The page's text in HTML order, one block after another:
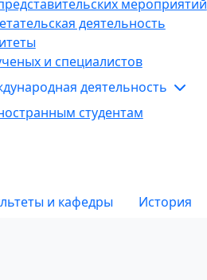
мероприятий
деятельность
и специалистов
деятельность
студентам
и кафедры История